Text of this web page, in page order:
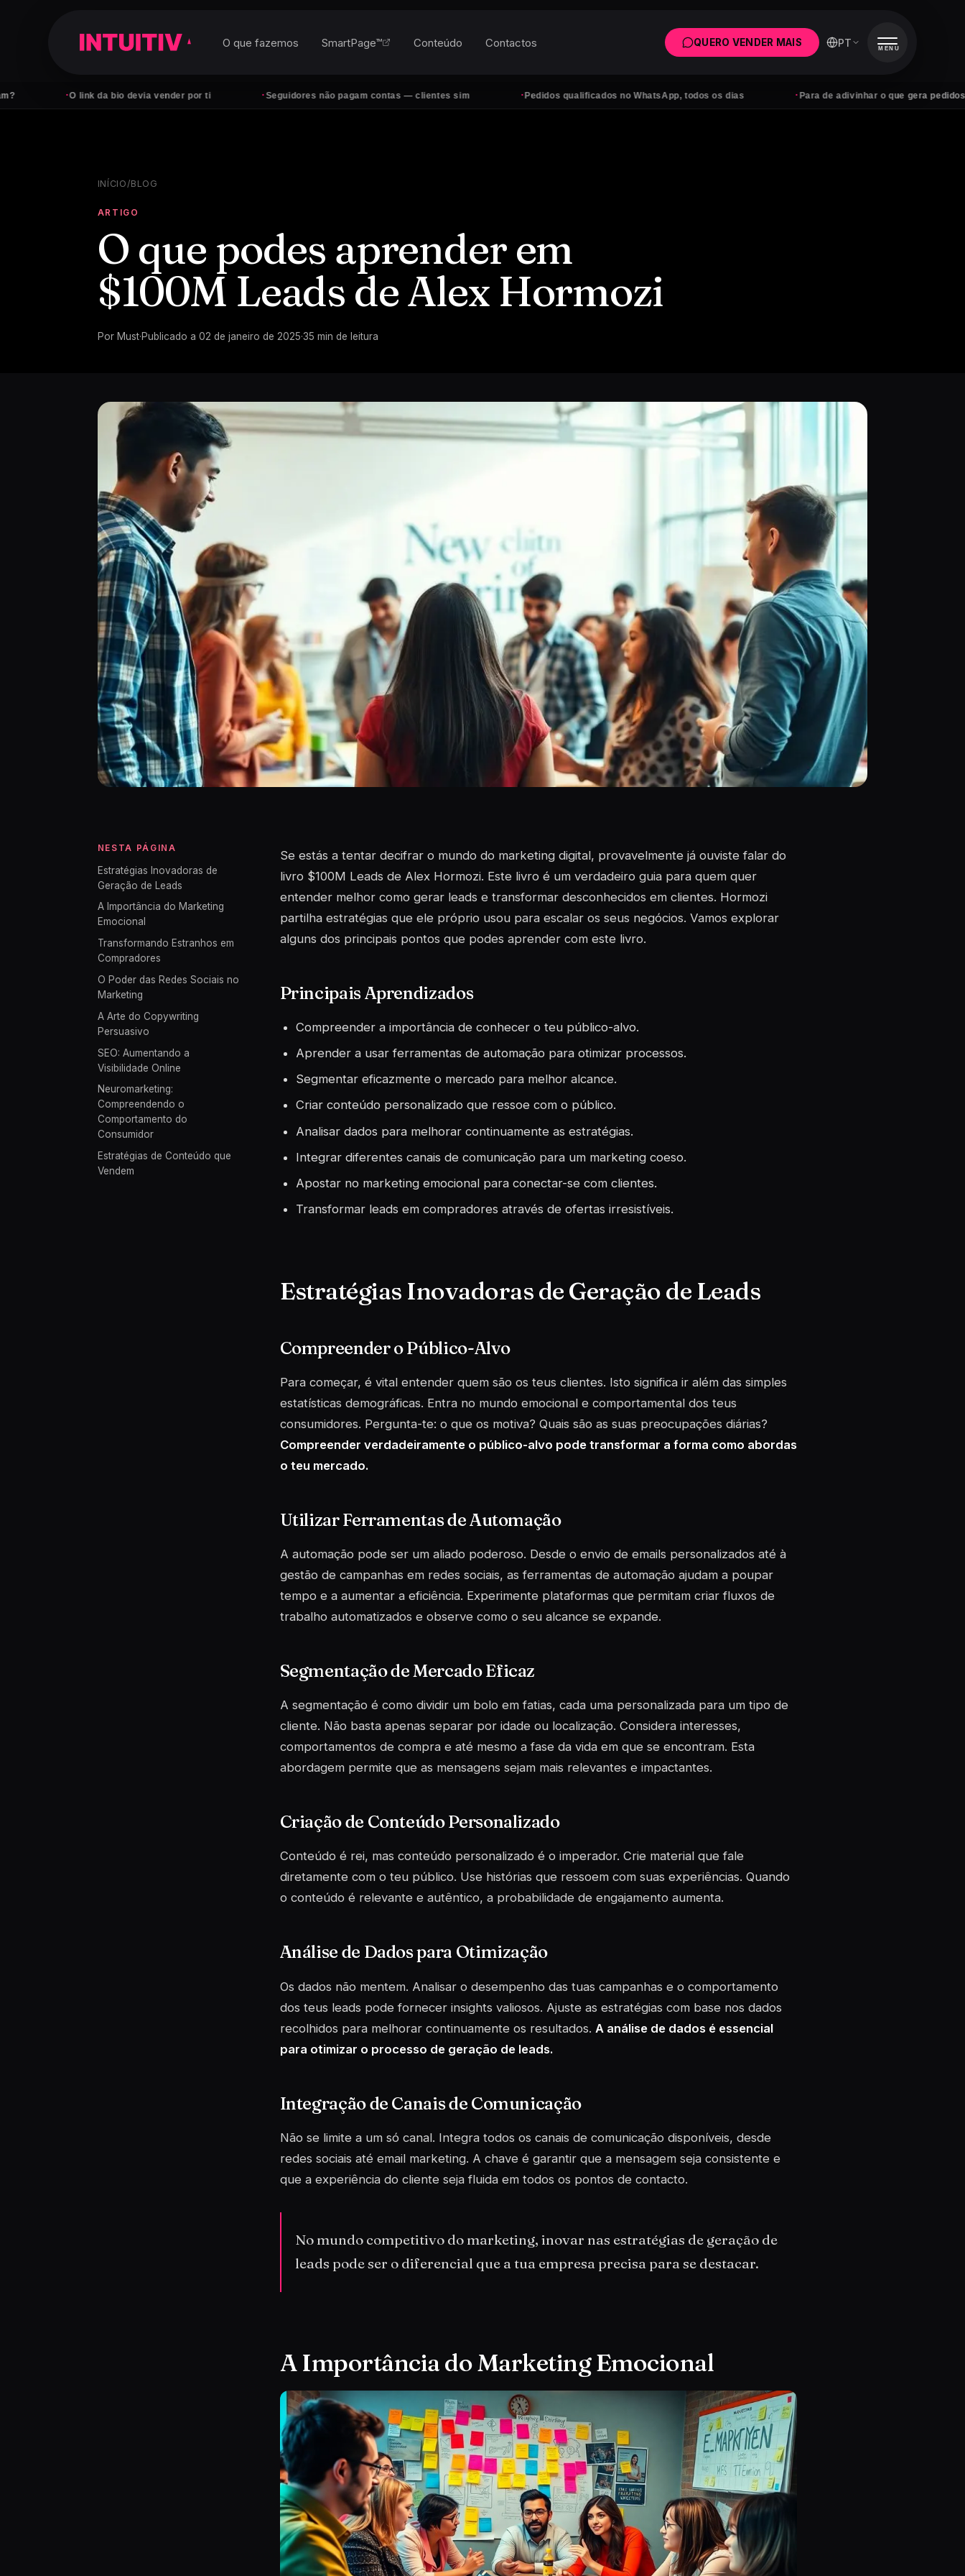
·O link da bio devia vender por ti ·Seguidores não pagam contas — clientes sim ·Pedidos qualificados no WhatsApp, todos os dias ·Para de adivinhar o que gera pedidos ·
O que fazemos SmartPage™ Conteúdo Contactos QUERO VENDER MAIS PT MENU
INÍCIO/BLOG
ARTIGO
O que podes aprender em
$100M Leads de Alex Hormozi
Por Must·Publicado a 02 de janeiro de 2025·35 min de leitura
NESTA PÁGINA
Estratégias Inovadoras de
Geração de Leads
A Importância do Marketing
Emocional
Transformando Estranhos em
Compradores
O Poder das Redes Sociais no
Marketing
A Arte do Copywriting
Persuasivo
SEO: Aumentando a
Visibilidade Online
Neuromarketing:
Compreendendo o
Comportamento do
Consumidor
Estratégias de Conteúdo que
Vendem
Se estás a tentar decifrar o mundo do marketing digital, provavelmente já ouviste falar do
livro $100M Leads de Alex Hormozi. Este livro é um verdadeiro guia para quem quer
entender melhor como gerar leads e transformar desconhecidos em clientes. Hormozi
partilha estratégias que ele próprio usou para escalar os seus negócios. Vamos explorar
alguns dos principais pontos que podes aprender com este livro.
Principais Aprendizados
Compreender a importância de conhecer o teu público-alvo.
Aprender a usar ferramentas de automação para otimizar processos.
Segmentar eficazmente o mercado para melhor alcance.
Criar conteúdo personalizado que ressoe com o público.
Analisar dados para melhorar continuamente as estratégias.
Integrar diferentes canais de comunicação para um marketing coeso.
Apostar no marketing emocional para conectar-se com clientes.
Transformar leads em compradores através de ofertas irresistíveis.
Estratégias Inovadoras de Geração de Leads
Compreender o Público-Alvo
Para começar, é vital entender quem são os teus clientes. Isto significa ir além das simples
estatísticas demográficas. Entra no mundo emocional e comportamental dos teus
consumidores. Pergunta-te: o que os motiva? Quais são as suas preocupações diárias?
Compreender verdadeiramente o público-alvo pode transformar a forma como abordas
o teu mercado.
Utilizar Ferramentas de Automação
A automação pode ser um aliado poderoso. Desde o envio de emails personalizados até à
gestão de campanhas em redes sociais, as ferramentas de automação ajudam a poupar
tempo e a aumentar a eficiência. Experimente plataformas que permitam criar fluxos de
trabalho automatizados e observe como o seu alcance se expande.
Segmentação de Mercado Eficaz
A segmentação é como dividir um bolo em fatias, cada uma personalizada para um tipo de
cliente. Não basta apenas separar por idade ou localização. Considera interesses,
comportamentos de compra e até mesmo a fase da vida em que se encontram. Esta
abordagem permite que as mensagens sejam mais relevantes e impactantes.
Criação de Conteúdo Personalizado
Conteúdo é rei, mas conteúdo personalizado é o imperador. Crie material que fale
diretamente com o teu público. Use histórias que ressoem com suas experiências. Quando
o conteúdo é relevante e autêntico, a probabilidade de engajamento aumenta.
Análise de Dados para Otimização
Os dados não mentem. Analisar o desempenho das tuas campanhas e o comportamento
dos teus leads pode fornecer insights valiosos. Ajuste as estratégias com base nos dados
recolhidos para melhorar continuamente os resultados. A análise de dados é essencial
para otimizar o processo de geração de leads.
Integração de Canais de Comunicação
Não se limite a um só canal. Integra todos os canais de comunicação disponíveis, desde
redes sociais até email marketing. A chave é garantir que a mensagem seja consistente e
que a experiência do cliente seja fluida em todos os pontos de contacto.
No mundo competitivo do marketing, inovar nas estratégias de geração de
leads pode ser o diferencial que a tua empresa precisa para se destacar.
A Importância do Marketing Emocional